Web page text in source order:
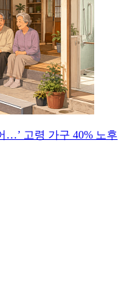
…’ 고령 가구 40% 노후